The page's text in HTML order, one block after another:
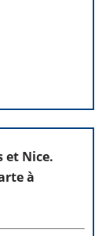
et Nice.
à